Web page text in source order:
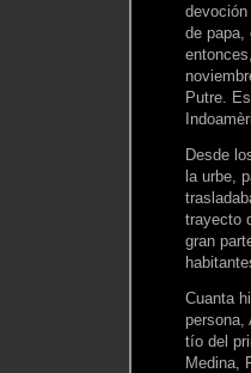
de papa,
Putre.
Desde
la urbe,
trayecto
gran
Cuanta
persona,
tío del
Medina,